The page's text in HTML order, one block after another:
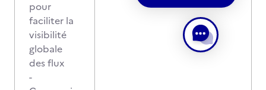
pour
faciliter la
visibilité
globale
des flux
-